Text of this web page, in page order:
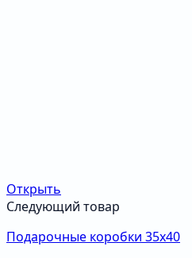
Открыть
Следующий товар
Подарочные коробки 35х40